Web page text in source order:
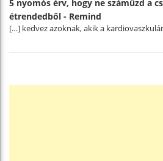
5 nyomós érv, hogy ne száműzd a
étrendedből - Remind
[…] kedvez azoknak, akik a